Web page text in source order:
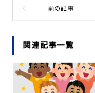
関連記事一覧